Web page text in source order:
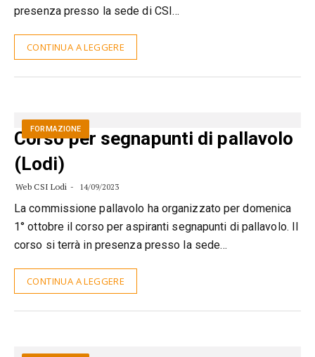
presenza presso la sede di CSI…
CONTINUA A LEGGERE
FORMAZIONE
Corso per segnapunti di pallavolo
(Lodi)
Web CSI Lodi 14/09/2023
La commissione pallavolo ha organizzato per domenica
1° ottobre il corso per aspiranti segnapunti di pallavolo. Il
corso si terrà in presenza presso la sede…
CONTINUA A LEGGERE